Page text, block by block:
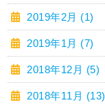
2019年2月 (1)
2019年1月 (7)
2018年12月 (5)
2018年11月 (13)